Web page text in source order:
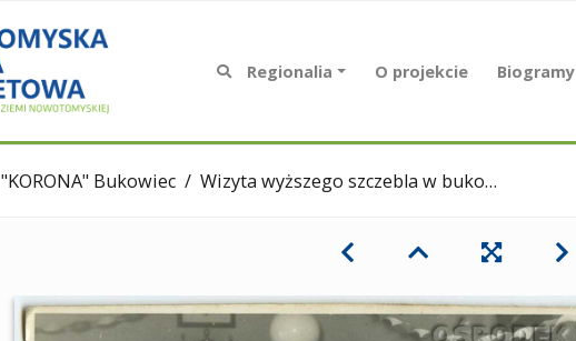
Regionalia O projekcie Biogramy
"KORONA" Bukowiec Wizyta wyższego szczebla w bukowieckim klubie.